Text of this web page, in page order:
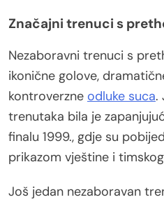
Značajni trenuci s
Nezaboravni trenuci s
ikonične golove,
kontroverzne odluke suca.
trenutaka bila je
finalu 1999., gdje su
prikazom vještine i
Još jedan nezaboravan